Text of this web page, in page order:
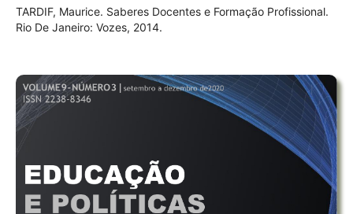
TARDIF, Maurice. Saberes Docentes e Formação Profissional.
Rio De Janeiro: Vozes, 2014.